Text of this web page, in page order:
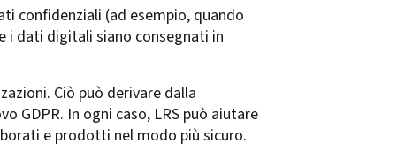
confidenziali (ad esempio, quando
i dati digitali siano consegnati in
Ciò può derivare dalla
GDPR. In ogni caso, LRS può aiutare
e prodotti nel modo più sicuro.